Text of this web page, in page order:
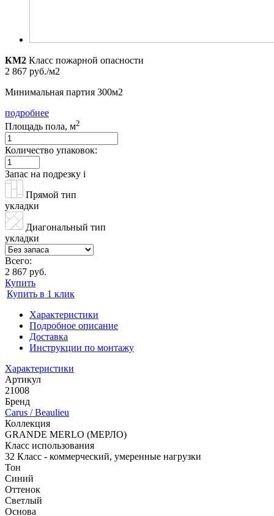
КМ2 Класс пожарной опасности
2 867 руб./м2
Минимальная партия 300м2
подробнее
Площадь пола, м2
Количество упаковок:
Запас на подрезку i
Прямой тип
укладки
Диагональный тип
укладки
Всего:
2 867 руб.
Купить
Купить в 1 клик
Характеристики
Подробное описание
Доставка
Инструкции по монтажу
Характеристики
Артикул
21008
Бренд
Carus / Beaulieu
Коллекция
GRANDE MERLO (МЕРЛО)
Класс использования
32 Класс - коммерческий, умеренные нагрузки
Тон
Синий
Оттенок
Светлый
Основа